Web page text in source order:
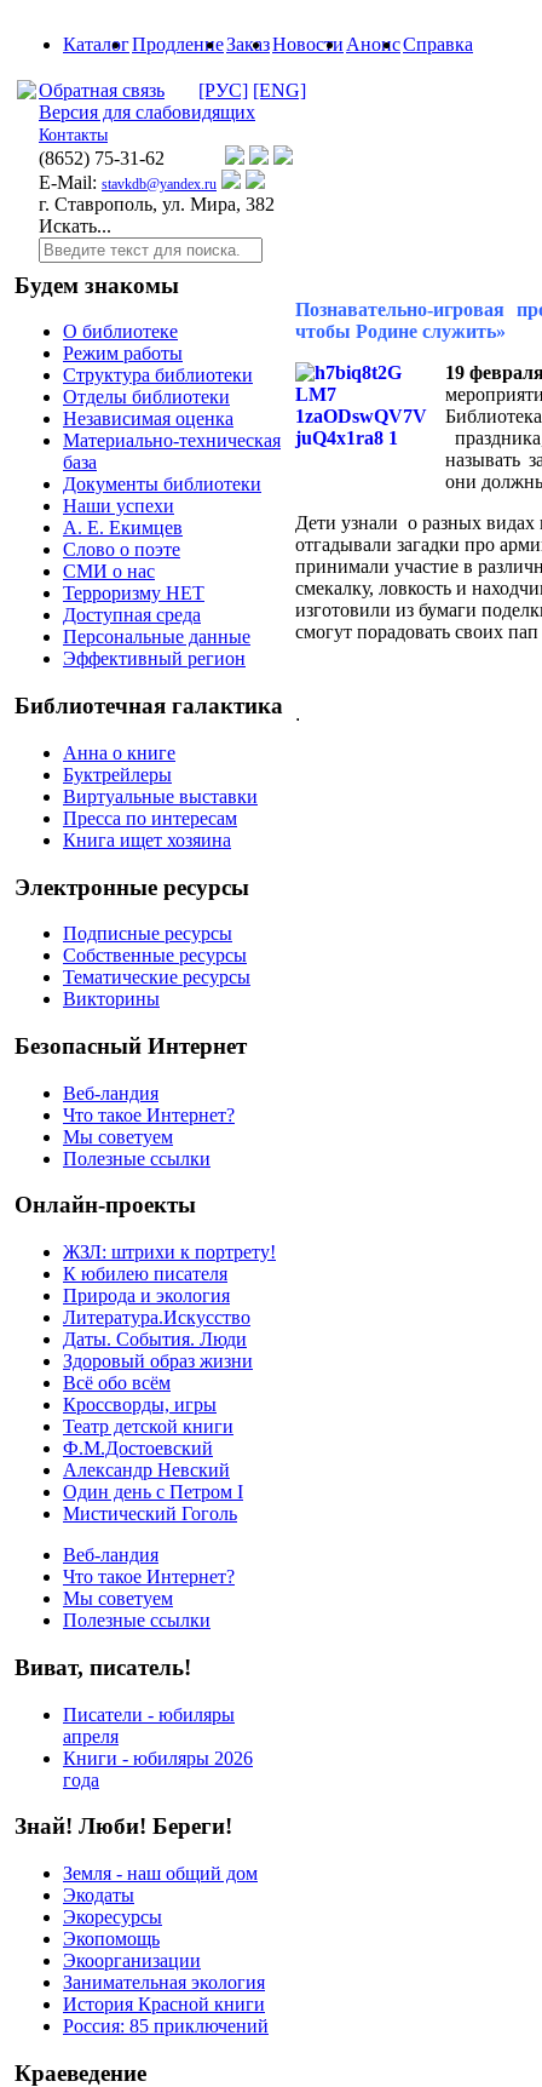
КаталогПродлениеЗаказНовости АнонсСправка
Обратная связь [РУС] [ENG]
Версия для слабовидящих
Контакты
(8652) 75-31-62
E-Mail: stavkdb@yandex.ru
г. Ставрополь, ул. Мира, 382
Искать...
Будем знакомы
О библиотеке
Режим работы
Структура библиотеки
Отделы библиотеки
Независимая оценка
Материально-техническая
база
Документы библиотеки
Наши успехи
А. Е. Екимцев
Слово о поэте
СМИ о нас
Терроризму НЕТ
Доступная среда
Персональные данные
Эффективный регион
Библиотечная галактика
Анна о книге
Буктрейлеры
Виртуальные выставки
Пресса по интересам
Книга ищет хозяина
Электронные ресурсы
Подписные ресурсы
Собственные ресурсы
Тематические ресурсы
Викторины
Безопасный Интернет
Веб-ландия
Что такое Интернет?
Мы советуем
Полезные ссылки
Онлайн-проекты
ЖЗЛ: штрихи к портрету!
К юбилею писателя
Природа и экология
Литература.Искусство
Даты. События. Люди
Здоровый образ жизни
Всё обо всём
Кроссворды, игры
Театр детской книги
Ф.М.Достоевский
Александр Невский
Один день с Петром I
Мистический Гоголь
Веб-ландия
Что такое Интернет?
Мы советуем
Полезные ссылки
Виват, писатель!
Писатели - юбиляры
апреля
Книги - юбиляры 2026
года
Знай! Люби! Береги!
Земля - наш общий дом
Экодаты
Экоресурсы
Экопомощь
Экоорганизации
Занимательная экология
История Красной книги
Россия: 85 приключений
Краеведение
Познавательно-игровая
чтобы Родине служить»
19
называть
они
Дети узнали о разных
отгадывали загадки про
принимали участие в
смекалку, ловкость и
изготовили из бумаги
смогут порадовать своих
.